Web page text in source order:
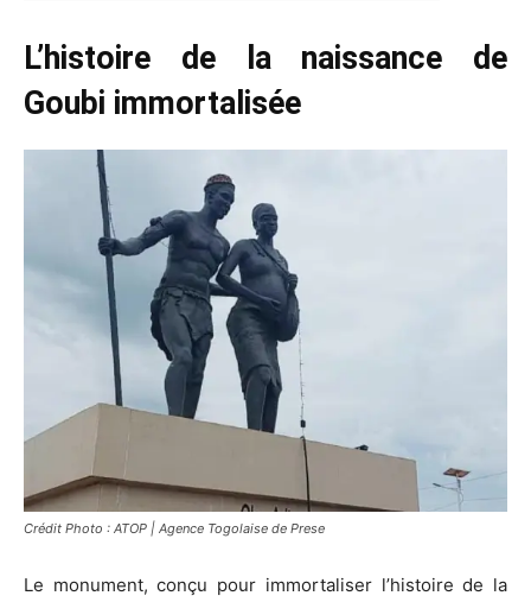
L’histoire de la naissance de
Goubi immortalisée
Crédit Photo : ATOP | Agence Togolaise de Prese
Le monument, conçu pour immortaliser l’histoire de la